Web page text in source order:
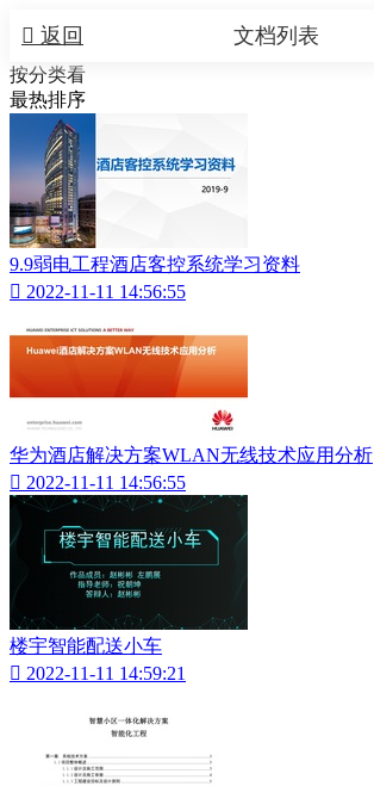
 返回 文档列表
按分类看
最热排序
9.9弱电工程酒店客控系统学习资料
 2022-11-11 14:56:55
华为酒店解决方案WLAN无线技术应用分析
 2022-11-11 14:56:55
楼宇智能配送小车
 2022-11-11 14:59:21